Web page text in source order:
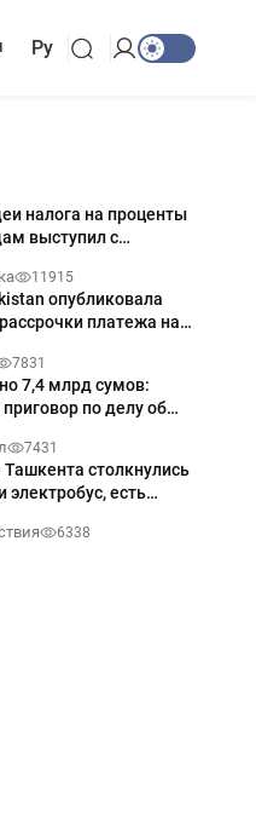
Ру
налога на проценты
выступил с
11915
опубликовала
платежа на
7831
7,4 млрд сумов:
по делу об
7431
Ташкента столкнулись
электробус, есть
6338